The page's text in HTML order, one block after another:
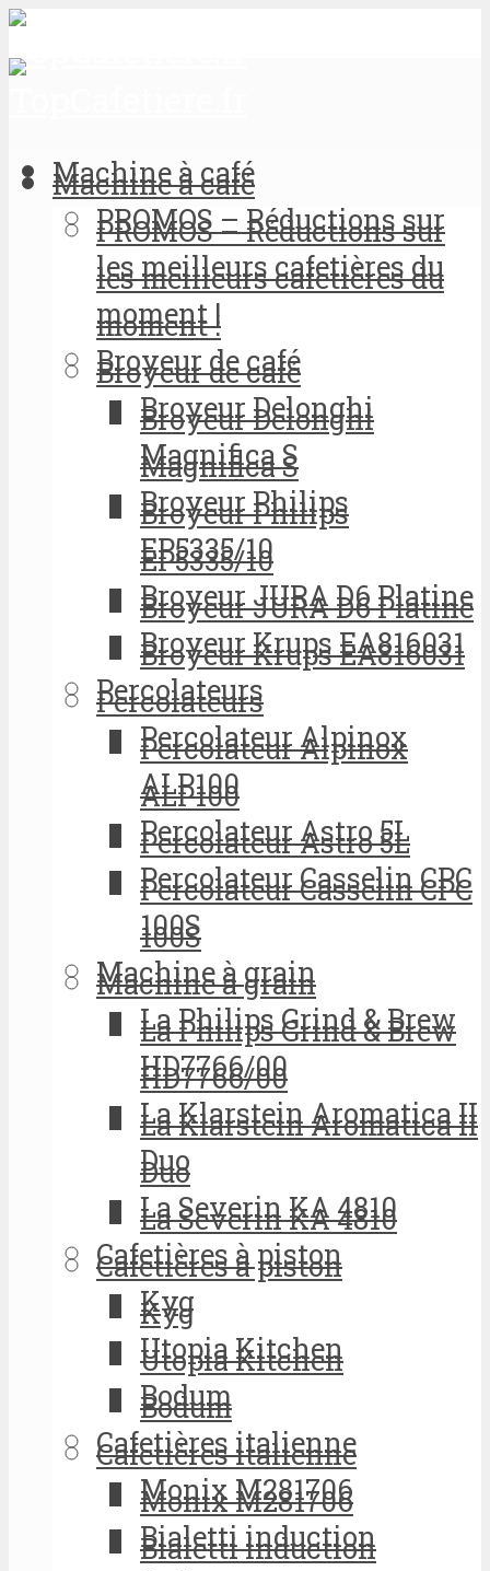
Machine à café
PROMOS – Réductions sur
les meilleurs cafetières du
moment !
Broyeur de café
Broyeur Delonghi
Magnifica S
Broyeur Philips
EP5335/10
Broyeur JURA D6 Platine
Broyeur Krups EA816031
Percolateurs
Percolateur Alpinox
ALP100
Percolateur Astro 5L
Percolateur Casselin CPC
100S
Machine à grain
La Philips Grind & Brew
HD7766/00
La Klarstein Aromatica II
Duo
La Severin KA 4810
Cafetières à piston
Kyg
Utopia Kitchen
Bodum
Cafetières italienne
Monix M281706
Bialetti induction
Machine à café
PROMOS – Réductions sur
les meilleurs cafetières du
moment !
Broyeur de café
Broyeur Delonghi
Magnifica S
Broyeur Philips
EP5335/10
Broyeur JURA D6 Platine
Broyeur Krups EA816031
Percolateurs
Percolateur Alpinox
ALP100
Percolateur Astro 5L
Percolateur Casselin CPC
100S
Machine à grain
La Philips Grind & Brew
HD7766/00
La Klarstein Aromatica II
Duo
La Severin KA 4810
Cafetières à piston
Kyg
Utopia Kitchen
Bodum
Cafetières italienne
Monix M281706
Bialetti induction